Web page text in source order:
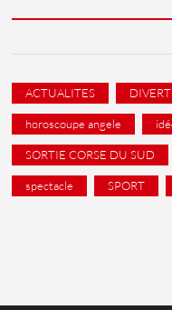
ACTUALITES
horoscoupe angele
SORTIE CORSE DU SUD
spectacle SPORT